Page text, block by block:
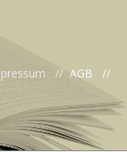
// AGB //